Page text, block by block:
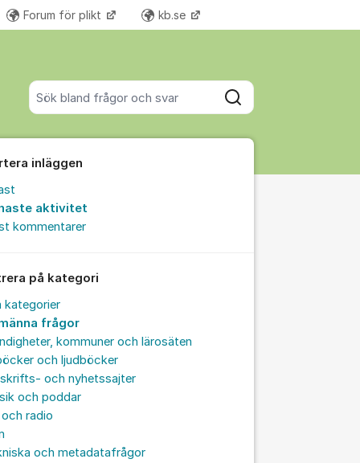
Sök bland alla inlägg
Sök
Forum för plikt kb.se Fler supportlänkar
inläggen
aktivitet
kommentarer
på kategori
kategorier
frågor
kommuner och lärosäten
och ljudböcker
och nyhetssajter
och poddar
radio
och metadatafrågor